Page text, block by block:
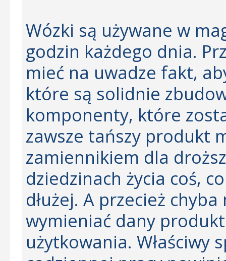
Wózki są używane w
godzin każdego dnia.
mieć na uwadze fakt,
które są solidnie
komponenty, które
zawsze tańszy produkt
zamiennikiem dla
dziedzinach życia coś,
dłużej. A przecież
wymieniać dany
użytkowania. Właściwy